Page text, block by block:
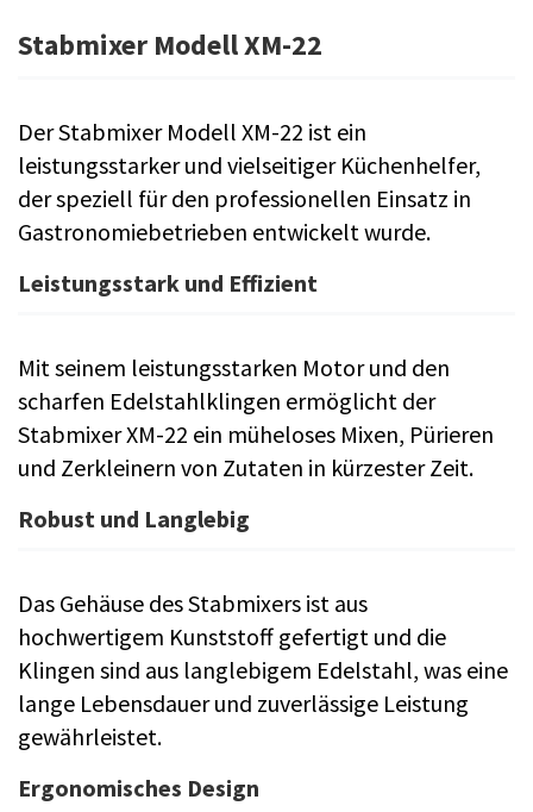
Stabmixer Modell XM-22
Der Stabmixer Modell XM-22 ist ein
leistungsstarker und vielseitiger Küchenhelfer,
der speziell für den professionellen Einsatz in
Gastronomiebetrieben entwickelt wurde.
Leistungsstark und Effizient
Mit seinem leistungsstarken Motor und den
scharfen Edelstahlklingen ermöglicht der
Stabmixer XM-22 ein müheloses Mixen, Pürieren
und Zerkleinern von Zutaten in kürzester Zeit.
Robust und Langlebig
Das Gehäuse des Stabmixers ist aus
hochwertigem Kunststoff gefertigt und die
Klingen sind aus langlebigem Edelstahl, was eine
lange Lebensdauer und zuverlässige Leistung
gewährleistet.
Ergonomisches Design